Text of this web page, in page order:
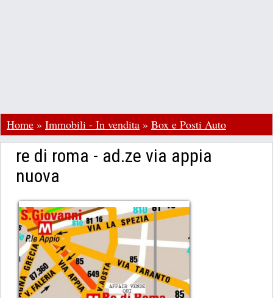
Home » Immobili - In vendita » Box e Posti Auto
re di roma - ad.ze via appia
nuova